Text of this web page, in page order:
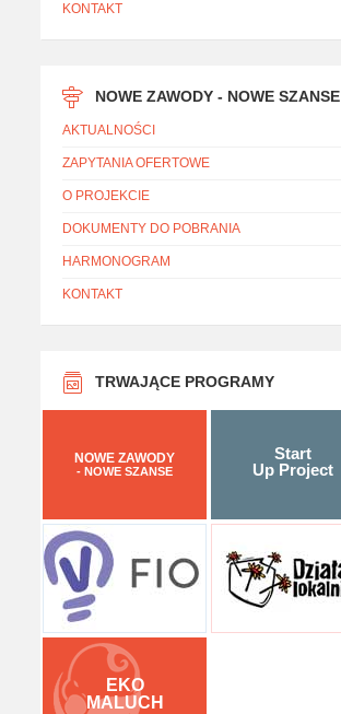
KONTAKT
NOWE ZAWODY - NOWE SZANSE
AKTUALNOŚCI
ZAPYTANIA OFERTOWE
O PROJEKCIE
DOKUMENTY DO POBRANIA
HARMONOGRAM
KONTAKT
TRWAJĄCE PROGRAMY
NOWE ZAWODY
- NOWE SZANSE
Start
Up Project
EKO
MALUCH